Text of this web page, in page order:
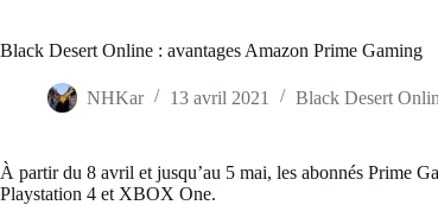
Black Desert Online : avantages Amazon Prime Gaming
NHKar 13 avril 2021 Black Desert
À partir du 8 avril et jusqu’au 5 mai, les abonnés Prime
Playstation 4 et XBOX One.